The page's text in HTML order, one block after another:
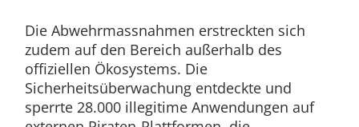
Die Abwehrmassnahmen erstreckten sich
zudem auf den Bereich außerhalb des
offiziellen Ökosystems. Die
Sicherheitsüberwachung entdeckte und
sperrte 28.000 illegitime Anwendungen auf